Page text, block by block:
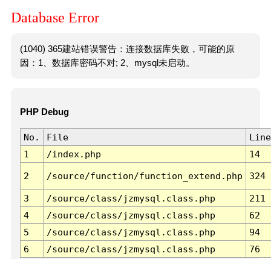
Database Error
(1040) 365建站错误警告：连接数据库失败，可能的原
因：1、数据库密码不对; 2、mysql未启动。
PHP Debug
No. File
Line
1
/index.php 14
2 /source/function/function_extend.php 324
3 /source/class/jzmysql.class.php
211
4
/source/class/jzmysql.class.php
62
5
/source/class/jzmysql.class.php
94
6
/source/class/jzmysql.class.php 76